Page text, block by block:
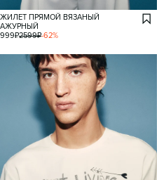
ЖИЛЕТ ПРЯМОЙ ВЯЗАНЫЙ
АЖУРНЫЙ
999₽2599₽-62%